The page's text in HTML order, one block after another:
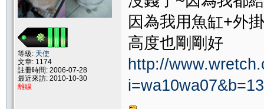
等級: 天使
文章: 1174
註冊時間: 2006-07-28
最近來訪: 2010-10-30
離線
因為我用魚缸+外
高度也剛剛好
http://